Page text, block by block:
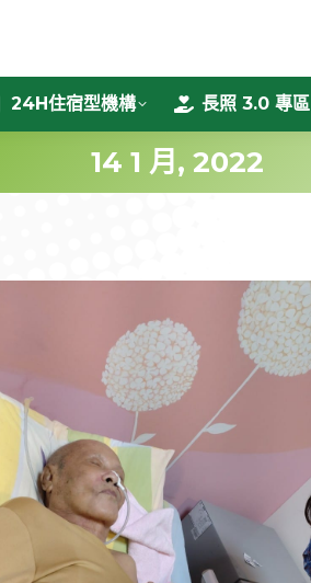
24H住宿型機構 長照 3.0 專區
14 1 月, 2022